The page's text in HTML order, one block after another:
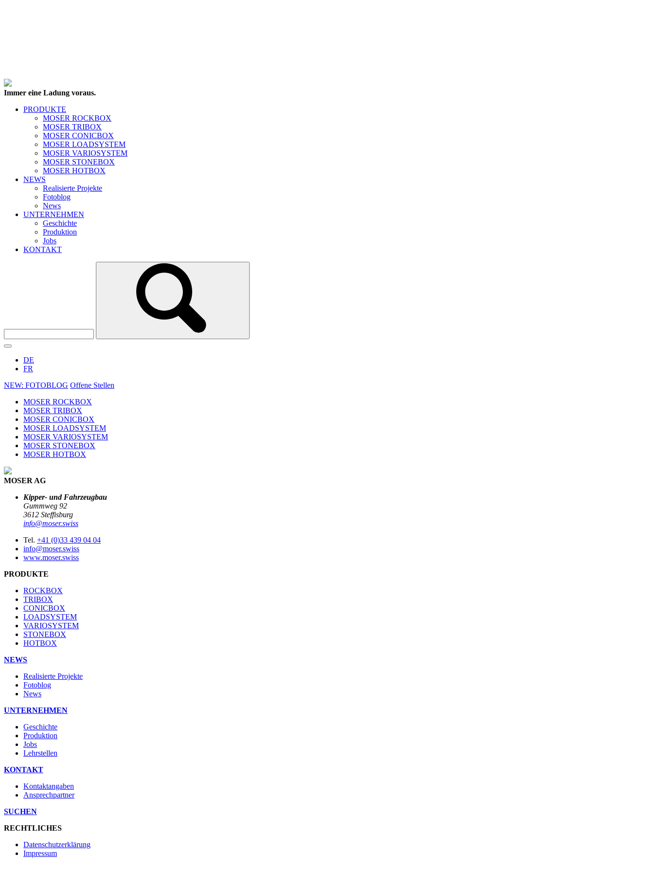
Immer eine Ladung voraus.
PRODUKTE
MOSER ROCKBOX
MOSER TRIBOX
MOSER CONICBOX
MOSER LOADSYSTEM
MOSER VARIOSYSTEM
MOSER STONEBOX
MOSER HOTBOX
NEWS
Realisierte Projekte
Fotoblog
News
UNTERNEHMEN
Geschichte
Produktion
Jobs
KONTAKT
DE
FR
NEW: FOTOBLOG Offene Stellen
MOSER ROCKBOX
MOSER TRIBOX
MOSER CONICBOX
MOSER LOADSYSTEM
MOSER VARIOSYSTEM
MOSER STONEBOX
MOSER HOTBOX
MOSER AG
Kipper- und Fahrzeugbau
Gummweg 92
3612 Steffisburg
info@moser.swiss
Tel. +41 (0)33 439 04 04
info@moser.swiss
www.moser.swiss
PRODUKTE
ROCKBOX
TRIBOX
CONICBOX
LOADSYSTEM
VARIOSYSTEM
STONEBOX
HOTBOX
NEWS
Realisierte Projekte
Fotoblog
News
UNTERNEHMEN
Geschichte
Produktion
Jobs
Lehrstellen
KONTAKT
Kontaktangaben
Ansprechpartner
SUCHEN
RECHTLICHES
Datenschutzerklärung
Impressum